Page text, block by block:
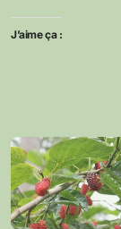
J’aime ça :